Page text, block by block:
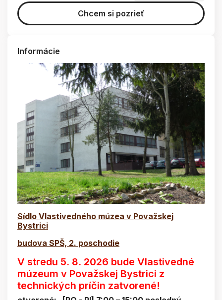
Chcem si pozrieť
Informácie
Sídlo Vlastivedného múzea v Považskej
Bystrici
budova SPŠ, 2. poschodie
V stredu 5. 8. 2026 bude Vlastivedné
múzeum v Považskej Bystrici z
technických príčin zatvorené!